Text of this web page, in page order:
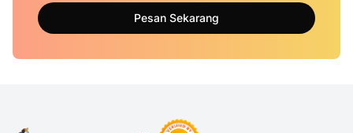
Pesan Sekarang